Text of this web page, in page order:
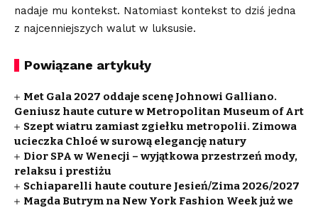
nadaje mu kontekst. Natomiast kontekst to dziś jedna
z najcenniejszych walut w luksusie.
Powiązane artykuły
Met Gala 2027 oddaje scenę Johnowi Galliano.
Geniusz haute cuture w Metropolitan Museum of Art
Szept wiatru zamiast zgiełku metropolii. Zimowa
ucieczka Chloé w surową elegancję natury
Dior SPA w Wenecji – wyjątkowa przestrzeń mody,
relaksu i prestiżu
Schiaparelli haute couture Jesień/Zima 2026/2027
Magda Butrym na New York Fashion Week już we